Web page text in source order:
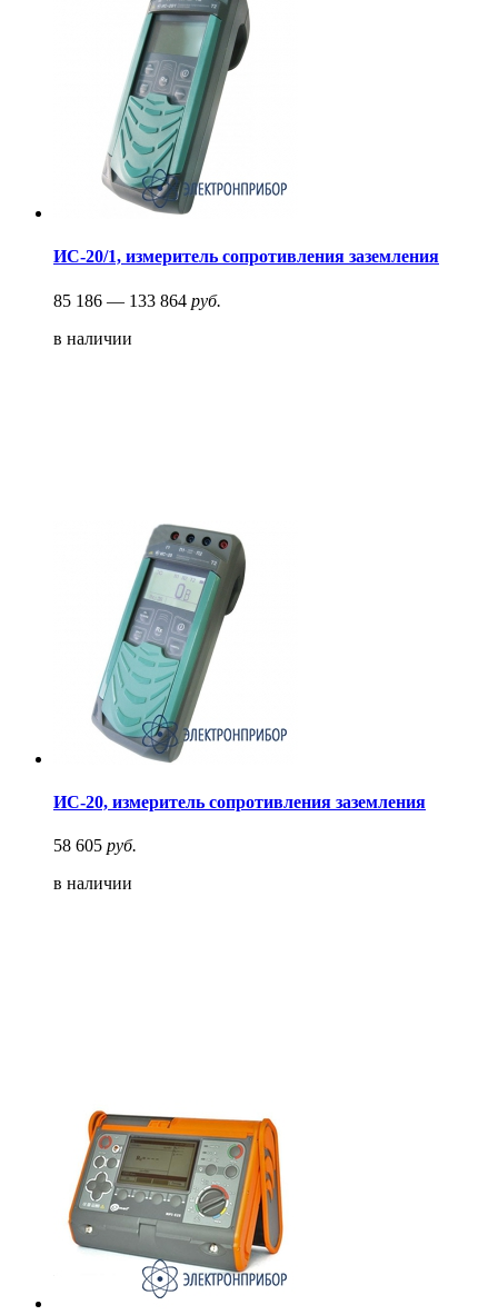
ИС-20/1, измеритель сопротивления заземления
85 186 — 133 864 руб.
в наличии
ИС-20, измеритель сопротивления заземления
58 605 руб.
в наличии